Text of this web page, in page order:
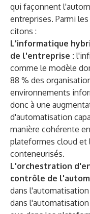
qui façonnent
entreprises. Parmi
citons :
L'informatique
de l'entreprise :
comme le modèle
88 % des
environnements
donc à une
d'automatisation
manière cohérente
plateformes cloud et
conteneurisés.
L'orchestration
contrôle de
dans
dans l'automatisation